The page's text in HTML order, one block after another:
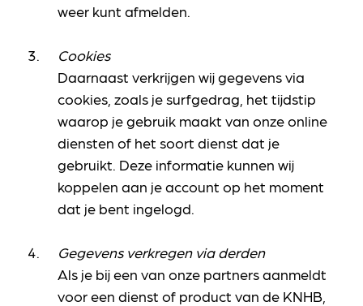
weer kunt afmelden.
Cookies
Daarnaast verkrijgen wij gegevens via
cookies, zoals je surfgedrag, het tijdstip
waarop je gebruik maakt van onze online
diensten of het soort dienst dat je
gebruikt. Deze informatie kunnen wij
koppelen aan je account op het moment
dat je bent ingelogd.
Gegevens verkregen via derden
Als je bij een van onze partners aanmeldt
voor een dienst of product van de KNHB,